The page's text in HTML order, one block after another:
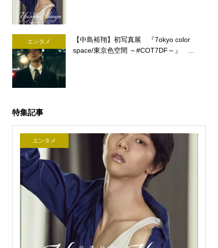
エンタメ
【中島裕翔】初写真展 『7okyo color
space/東京色空間 ～#COT7DF～』 ...
特集記事
エンタメ